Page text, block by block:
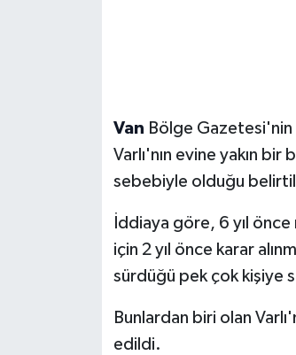
Van Bölge Gazetesi'nin
Varlı'nın evine yakın bir
sebebiyle olduğu
İddiaya göre, 6 yıl önce
için 2 yıl önce karar
sürdüğü pek çok kişiye
Bunlardan biri olan
edildi.